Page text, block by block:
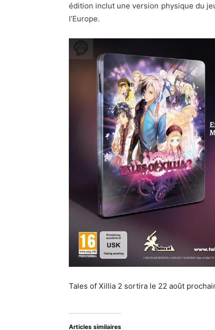
édition inclut une version physique du
l’Europe.
Tales of Xillia 2 sortira le 22 août
Articles similaires